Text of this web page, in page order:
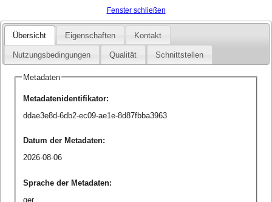
Fenster schließen
Übersicht Eigenschaften Kontakt
Nutzungsbedingungen Qualität Schnittstellen
Metadaten
Metadatenidentifikator:
ddae3e8d-6db2-ec09-ae1e-8d87fbba3963
Datum der Metadaten:
2026-08-06
Sprache der Metadaten:
ger